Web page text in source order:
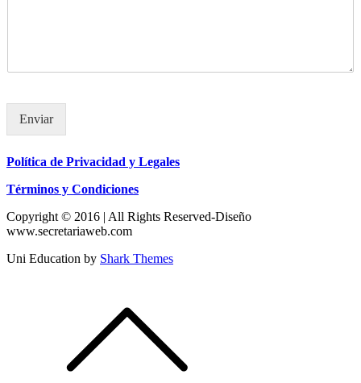
Enviar
Política de Privacidad y Legales
Términos y Condiciones
Copyright © 2016 | All Rights Reserved-Diseño
www.secretariaweb.com
Uni Education by Shark Themes